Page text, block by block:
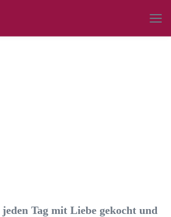
Tag mit Liebe gekocht und